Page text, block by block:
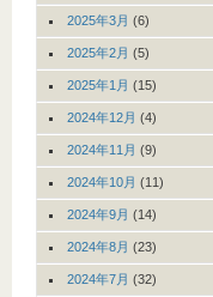
2025年3月 (6)
2025年2月 (5)
2025年1月 (15)
2024年12月 (4)
2024年11月 (9)
2024年10月 (11)
2024年9月 (14)
2024年8月 (23)
2024年7月 (32)